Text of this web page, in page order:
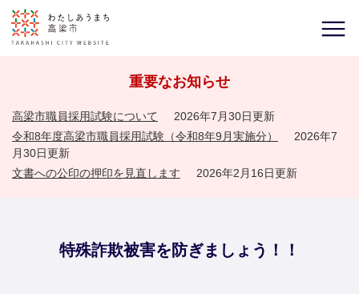
重要なお知らせ
高梁市職員採用試験について
2026年7月30日更新
令和8年度高梁市職員採用試験（令和8年9月実施分）
2026年7
月30日更新
文書への公印の押印を見直します
2026年2月16日更新
特殊詐欺被害を防ぎましょう！！